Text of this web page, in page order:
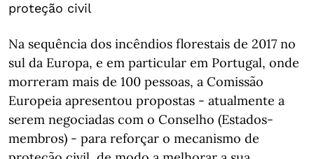
proteção civil
Na sequência dos incêndios florestais de 2017 no
sul da Europa, e em particular em Portugal, onde
morreram mais de 100 pessoas, a Comissão
Europeia apresentou propostas - atualmente a
serem negociadas com o Conselho (Estados-
membros) - para reforçar o mecanismo de